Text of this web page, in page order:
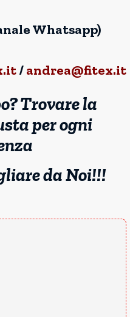
Whatsapp)
/andrea@fitex.it
Trovare la
per ogni
da Noi!!!